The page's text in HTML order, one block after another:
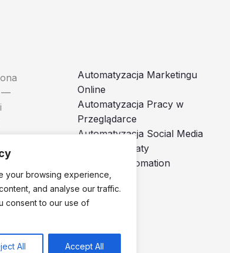
your browsing experience,
and analyse our traffic.
consent to our use of
All Accept All
—
Automatyzacja Marketingu
Online
Automatyzacja Pracy w
Przeglądarce
Automatyzacja Social Media
Boty i Automaty
Browser Automation